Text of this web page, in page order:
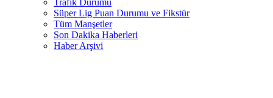
Süper Lig Puan Durumu ve Fikstür
Tüm Manşetler
Son Dakika Haberleri
Haber Arşivi